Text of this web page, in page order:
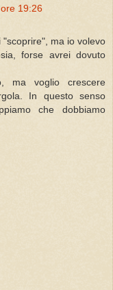
19:26
ma io volevo
forse avrei dovuto
ma voglio crescere
In questo senso
che dobbiamo